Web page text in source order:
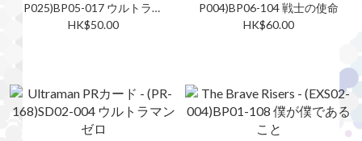
P025)BP05-017 ウルトラマ
ンガイア
HK$50.00
P004)BP06-104 戦士の使命
HK$60.00